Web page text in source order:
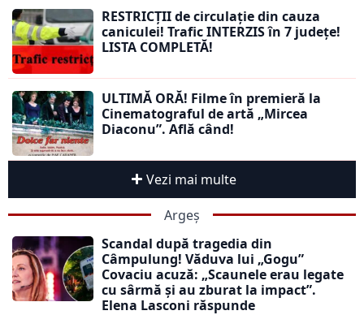
RESTRICȚII de circulație din cauza
caniculei! Trafic INTERZIS în 7 județe!
LISTA COMPLETĂ!
ULTIMĂ ORĂ! Filme în premieră la
Cinematograful de artă „Mircea
Diaconu”. Află când!
Vezi mai multe
Argeș
Scandal după tragedia din
Câmpulung! Văduva lui „Gogu”
Covaciu acuză: „Scaunele erau legate
cu sârmă și au zburat la impact”.
Elena Lasconi răspunde